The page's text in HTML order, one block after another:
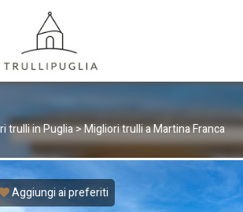
trulli in Puglia>Migliori trulli a Martina Franca
Aggiungi ai preferiti